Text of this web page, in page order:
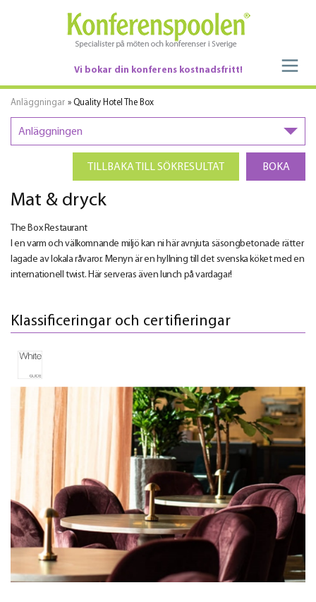
Vi bokar din konferens kostnadsfritt!
Anläggningar » Quality Hotel The Box
Anläggningen
BOKA
TILLBAKA TILL SÖKRESULTAT
Mat & dryck
The Box Restaurant
I en varm och välkomnande miljö kan ni här avnjuta säsongbetonade rätter
lagade av lokala råvaror. Menyn är en hyllning till det svenska köket med en
internationell twist. Här serveras även lunch på vardagar!
Klassificeringar och certifieringar